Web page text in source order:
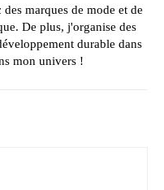
marques de mode et de
De plus, j'organise des
durable dans
mon univers !